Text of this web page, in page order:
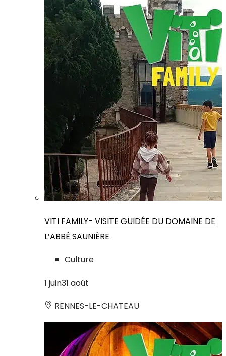
VITI FAMILY- VISITE GUIDÉE DU DOMAINE DE
L’ABBÉ SAUNIÈRE
Culture
1 juin31 août
RENNES-LE-CHATEAU